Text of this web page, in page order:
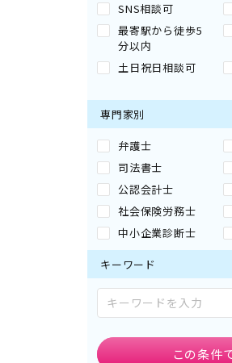
SNS相談可
最寄駅から徒歩5
分以内
土日祝日相談可
専門家別
弁護士
司法書士
公認会計士
社会保険労務士
中小企業診断士
キーワード
この条件